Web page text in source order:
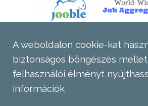
A weboldalon cookie-kat
biztonságos böngészés
felhasználói élményt
információk